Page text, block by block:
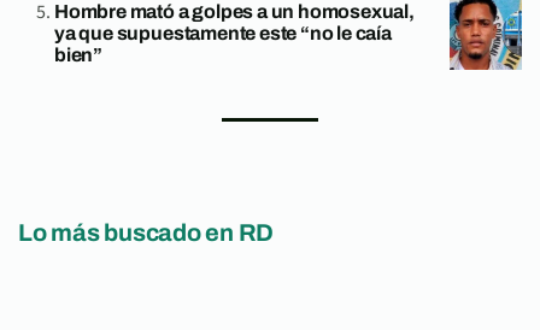
Hombre mató a golpes a un homosexual,
ya que supuestamente este “no le caía
bien”
Lo más buscado en RD